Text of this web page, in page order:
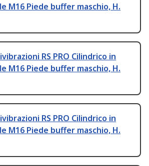
M16 Piede buffer maschio, H.
RS PRO Cilindrico in
M16 Piede buffer maschio, H.
RS PRO Cilindrico in
M16 Piede buffer maschio, H.